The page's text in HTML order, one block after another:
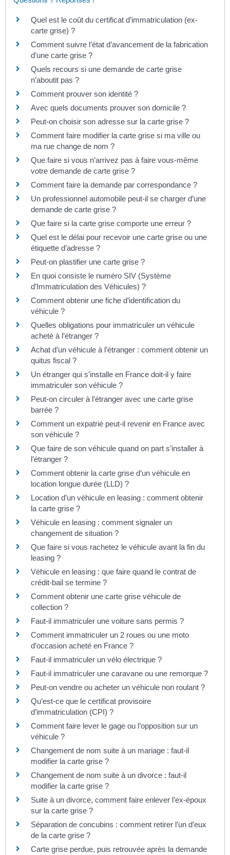
Quel est le coût du certificat d’immatriculation (ex-
carte grise) ?
Comment suivre l’état d’avancement de la fabrication
d’une carte grise ?
Quels recours si une demande de carte grise
n’aboutit pas ?
Comment prouver son identité ?
Avec quels documents prouver son domicile ?
Peut-on choisir son adresse sur la carte grise ?
Comment faire modifier la carte grise si ma ville ou
ma rue change de nom ?
Que faire si vous n’arrivez pas à faire vous-même
votre demande de carte grise ?
Comment faire la demande par correspondance ?
Un professionnel automobile peut-il se charger d’une
demande de carte grise ?
Que faire si la carte grise comporte une erreur ?
Quel est le délai pour recevoir une carte grise ou une
étiquette d’adresse ?
Peut-on plastifier une carte grise ?
En quoi consiste le numéro SIV (Système
d’Immatriculation des Véhicules) ?
Comment obtenir une fiche d’identification du
véhicule ?
Quelles obligations pour immatriculer un véhicule
acheté à l’étranger ?
Achat d’un véhicule à l’étranger : comment obtenir un
quitus fiscal ?
Un étranger qui s’installe en France doit-il y faire
immatriculer son véhicule ?
Peut-on circuler à l’étranger avec une carte grise
barrée ?
Comment un expatrié peut-il revenir en France avec
son véhicule ?
Que faire de son véhicule quand on part s’installer à
l’étranger ?
Comment obtenir la carte grise d’un véhicule en
location longue durée (LLD) ?
Location d’un véhicule en leasing : comment obtenir
la carte grise ?
Véhicule en leasing : comment signaler un
changement de situation ?
Que faire si vous rachetez le véhicule avant la fin du
leasing ?
Véhicule en leasing : que faire quand le contrat de
crédit-bail se termine ?
Comment obtenir une carte grise véhicule de
collection ?
Faut-il immatriculer une voiture sans permis ?
Comment immatriculer un 2 roues ou une moto
d’occasion acheté en France ?
Faut-il immatriculer un vélo électrique ?
Faut-il immatriculer une caravane ou une remorque ?
Peut-on vendre ou acheter un véhicule non roulant ?
Qu’est-ce que le certificat provisoire
d’immatriculation (CPI) ?
Comment faire lever le gage ou l’opposition sur un
véhicule ?
Changement de nom suite à un mariage : faut-il
modifier la carte grise ?
Changement de nom suite à un divorce : faut-il
modifier la carte grise ?
Suite à un divorce, comment faire enlever l’ex-époux
sur la carte grise ?
Séparation de concubins : comment retirer l’un d’eux
de la carte grise ?
Carte grise perdue, puis retrouvée après la demande